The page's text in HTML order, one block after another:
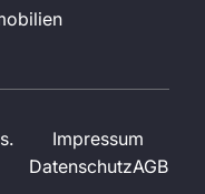
Impressum
DatenschutzAGB